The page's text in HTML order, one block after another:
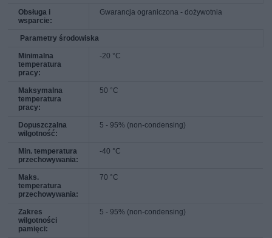
Obsługa i
wsparcie:
Gwarancja ograniczona - dożywotnia
Parametry środowiska
Minimalna
temperatura
pracy:
-20 °C
Maksymalna
temperatura
pracy:
50 °C
Dopuszczalna
wilgotność:
5 - 95% (non-condensing)
Min. temperatura
przechowywania:
-40 °C
Maks.
temperatura
przechowywania:
70 °C
Zakres
wilgotności
pamięci:
5 - 95% (non-condensing)